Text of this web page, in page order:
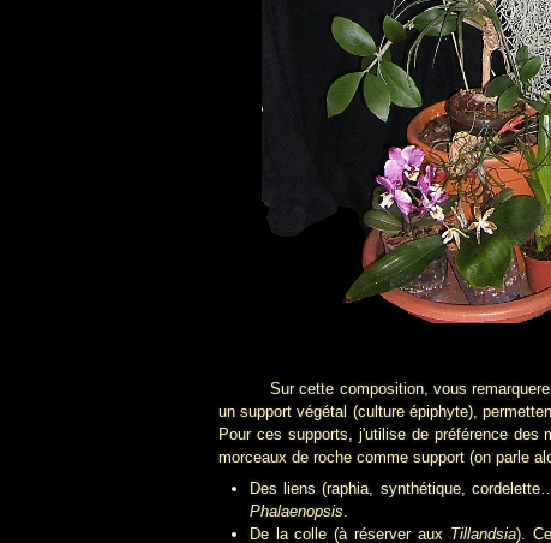
Sur cette composition, vous remarquerez
un support végétal (culture épiphyte),
Pour ces supports, j'utilise de préférence
morceaux de roche comme support (on parle
Des liens (raphia, synthétique,
Phalaenopsis.
De la colle (à réserver aux Tillandsia).